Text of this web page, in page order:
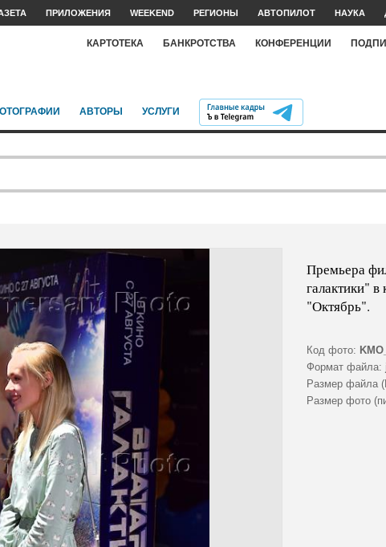
ПРИЛОЖЕНИЯ WEEKEND РЕГИОНЫ АВТОПИЛОТ НАУКА
КАРТОТЕКА БАНКРОТСТВА КОНФЕРЕНЦИИ
АВТОРЫ УСЛУГИ
Премьера
галактики" в
"Октябрь".
Код фото:
Формат файла:
Размер файла
Размер фото